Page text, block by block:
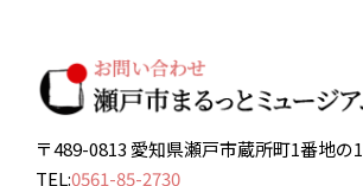
〒489-0813 愛知県瀬戸市蔵所町1番地の1
TEL:0561-85-2730